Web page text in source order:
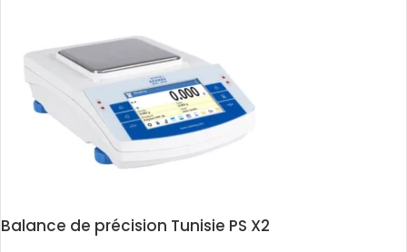
Balance de précision Tunisie PS X2